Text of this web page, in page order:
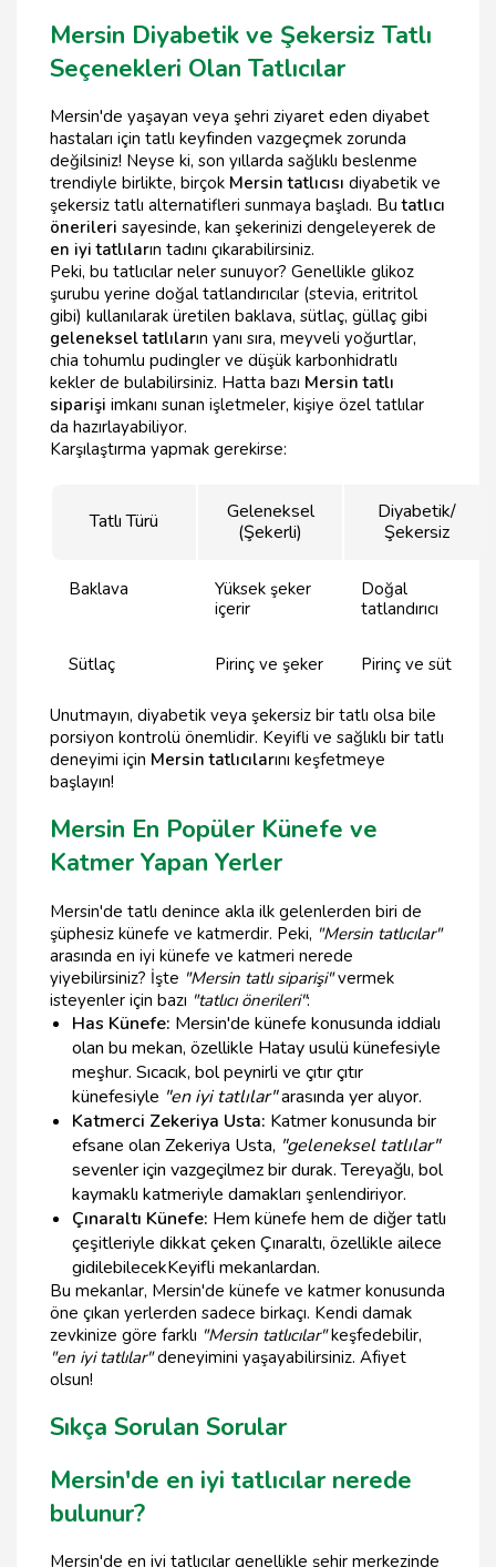
Mersin Diyabetik ve Şekersiz Tatlı
Seçenekleri Olan Tatlıcılar
Mersin'de yaşayan veya şehri ziyaret eden diyabet
hastaları için tatlı keyfinden vazgeçmek zorunda
değilsiniz! Neyse ki, son yıllarda sağlıklı beslenme
trendiyle birlikte, birçok Mersin tatlıcısı diyabetik ve
şekersiz tatlı alternatifleri sunmaya başladı. Butatlıcı
önerileri sayesinde, kan şekerinizi dengeleyerek de
en iyi tatlıların tadını çıkarabilirsiniz.
Peki, bu tatlıcılar neler sunuyor? Genellikle glikoz
şurubu yerine doğal tatlandırıcılar (stevia, eritritol
gibi) kullanılarak üretilen baklava, sütlaç, güllaç gibi
geleneksel tatlıların yanı sıra, meyveli yoğurtlar,
chia tohumlu pudingler ve düşük karbonhidratlı
kekler de bulabilirsiniz. Hatta bazı Mersin tatlı
siparişi imkanı sunan işletmeler, kişiye özel tatlılar
da hazırlayabiliyor.
Karşılaştırma yapmak gerekirse:
Tatlı Türü
Geleneksel
(Şekerli)
Diyabetik/
Şekersiz
Baklava
Yüksek şeker
içerir
Doğal
tatlandırıcı
Sütlaç Pirinç ve şeker Pirinç ve süt
Unutmayın, diyabetik veya şekersiz bir tatlı olsa bile
porsiyon kontrolü önemlidir. Keyifli ve sağlıklı bir tatlı
deneyimi için Mersin tatlıcılarını keşfetmeye
başlayın!
Mersin En Popüler Künefe ve
Katmer Yapan Yerler
Mersin'de tatlı denince akla ilk gelenlerden biri de
şüphesiz künefe ve katmerdir. Peki, "Mersin tatlıcılar"
arasında en iyi künefe ve katmeri nerede
yiyebilirsiniz? İşte "Mersin tatlı siparişi"vermek
isteyenler için bazı "tatlıcı önerileri":
Has Künefe: Mersin'de künefe konusunda iddialı
olan bu mekan, özellikle Hatay usulü künefesiyle
meşhur. Sıcacık, bol peynirli ve çıtır çıtır
künefesiyle "en iyi tatlılar"arasında yer alıyor.
Katmerci Zekeriya Usta: Katmer konusunda bir
efsane olan Zekeriya Usta, "geleneksel tatlılar"
sevenler için vazgeçilmez bir durak. Tereyağlı, bol
kaymaklı katmeriyle damakları şenlendiriyor.
Çınaraltı Künefe: Hem künefe hem de diğer tatlı
çeşitleriyle dikkat çeken Çınaraltı, özellikle ailece
gidilebilecekKeyifli mekanlardan.
Bu mekanlar, Mersin'de künefe ve katmer konusunda
öne çıkan yerlerden sadece birkaçı. Kendi damak
zevkinize göre farklı "Mersin tatlıcılar"keşfedebilir,
"en iyi tatlılar"deneyimini yaşayabilirsiniz. Afiyet
olsun!
Sıkça Sorulan Sorular
Mersin'de en iyi tatlıcılar nerede
bulunur?
Mersin'de en iyi tatlıcılar genellikle şehir merkezinde